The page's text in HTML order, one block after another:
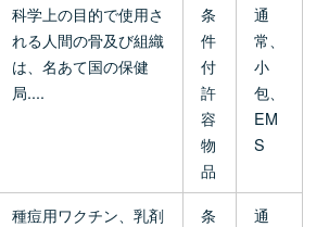
科学上の目的で使用さ
れる人間の骨及び組織
は、名あて国の保健
局....
条
件
付
許
容
物
品
通
常、
小
包、
EM
S
種痘用ワクチン、乳剤
条
通